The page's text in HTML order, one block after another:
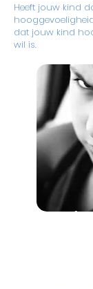
Heeft jouw kind
dat jouw kind
wil is.